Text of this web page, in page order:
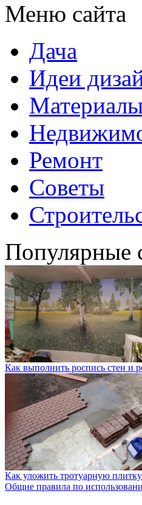
Меню сайта
Дача
Идеи
Ремонт
Советы
Популярные
Как выполнить роспись стен и
Как уложить тротуарную
Общие правила по